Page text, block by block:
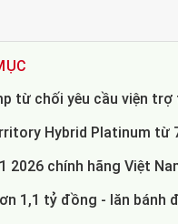
từ chối yêu cầu viện trợ
Hybrid Platinum từ
2026 chính hãng Việt
1,1 tỷ đồng - lăn bánh